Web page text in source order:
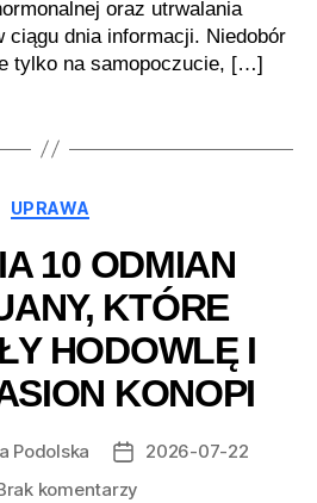
oraz utrwalania
ciągu dnia informacji. Niedobór
tylko na samopoczucie, […]
Kategorie
UPRAWA
10 ODMIAN
KTÓRE
HODOWLĘ I
KONOPI
Podolska
Data2026-07-22
komentarzy